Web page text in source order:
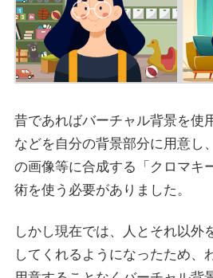
昔であればバーチャル背景を使
などを自分の背景部分に用意し
の画像等に合成する「クロマキ
術を使う必要がありました。
しかし現在では、人とそれ以外
してくれるようになったため、